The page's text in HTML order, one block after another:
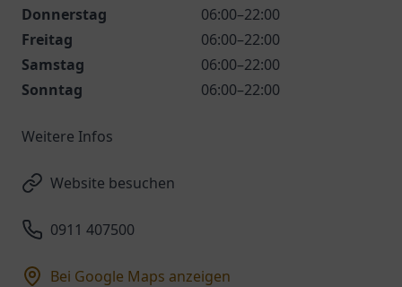
Donnerstag
06:00–22:00
Freitag
06:00–22:00
Samstag
06:00–22:00
Sonntag
06:00–22:00
Weitere Infos
Website besuchen
0911 407500
Bei Google Maps anzeigen